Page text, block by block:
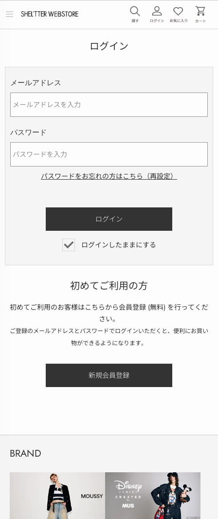
メ
ログイン
メールアドレス
パスワード
パスワードをお忘れの方はこちら（再設定）
ログインしたままにする
初めてご利用の方
初めてご利用のお客様はこちらから会員登録 (無料) を行ってくだ
さい。
ご登録のメールアドレスとパスワードでログインいただくと、便利にお買い
物ができるようになります。
BRAND